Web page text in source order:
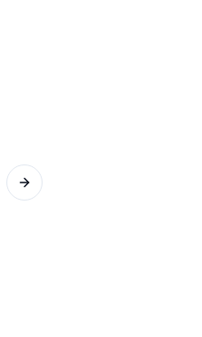
Next slide